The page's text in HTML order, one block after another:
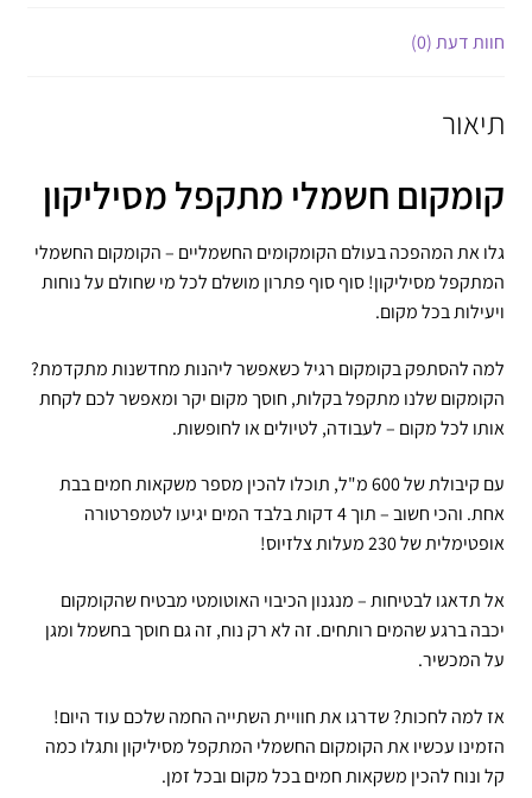
חוות דעת (0)
תיאור
קומקום חשמלי מתקפל מסיליקון
גלו את המהפכה בעולם הקומקומים החשמליים – הקומקום החשמלי
המתקפל מסיליקון! סוף סוף פתרון מושלם לכל מי שחולם על נוחות
ויעילות בכל מקום.
למה להסתפק בקומקום רגיל כשאפשר ליהנות מחדשנות מתקדמת?
הקומקום שלנו מתקפל בקלות, חוסך מקום יקר ומאפשר לכם לקחת
אותו לכל מקום – לעבודה, לטיולים או לחופשות.
עם קיבולת של 600 מ"ל, תוכלו להכין מספר משקאות חמים בבת
אחת. והכי חשוב – תוך 4 דקות בלבד המים יגיעו לטמפרטורה
אופטימלית של 230 מעלות צלזיוס!
אל תדאגו לבטיחות – מנגנון הכיבוי האוטומטי מבטיח שהקומקום
יכבה ברגע שהמים רותחים. זה לא רק נוח, זה גם חוסך בחשמל ומגן
על המכשיר.
אז למה לחכות? שדרגו את חוויית השתייה החמה שלכם עוד היום!
הזמינו עכשיו את הקומקום החשמלי המתקפל מסיליקון ותגלו כמה
קל ונוח להכין משקאות חמים בכל מקום ובכל זמן.